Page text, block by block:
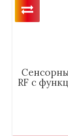
RF с